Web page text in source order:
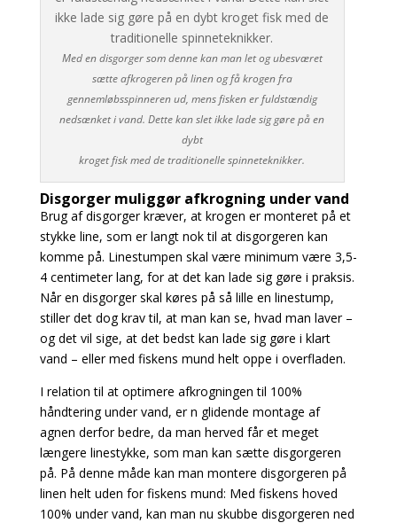
Med en disgorger som denne kan man let og ubesværet
sætte afkrogeren på linen og få krogen fra
gennemløbsspinneren ud, mens fisken er fuldstændig
nedsænket i vand. Dette kan slet ikke lade sig gøre på en
dybt
kroget fisk med de traditionelle spinneteknikker.
Disgorger muliggør afkrogning under vand
Brug af disgorger kræver, at krogen er monteret på et
stykke line, som er langt nok til at disgorgeren kan
komme på. Linestumpen skal være minimum være 3,5-
4 centimeter lang, for at det kan lade sig gøre i praksis.
Når en disgorger skal køres på så lille en linestump,
stiller det dog krav til, at man kan se, hvad man laver –
og det vil sige, at det bedst kan lade sig gøre i klart
vand – eller med fiskens mund helt oppe i overfladen.
I relation til at optimere afkrogningen til 100%
håndtering under vand, er n glidende montage af
agnen derfor bedre, da man herved får et meget
længere linestykke, som man kan sætte disgorgeren
på. På denne måde kan man montere disgorgeren på
linen helt uden for fiskens mund: Med fiskens hoved
100% under vand, kan man nu skubbe disgorgeren ned